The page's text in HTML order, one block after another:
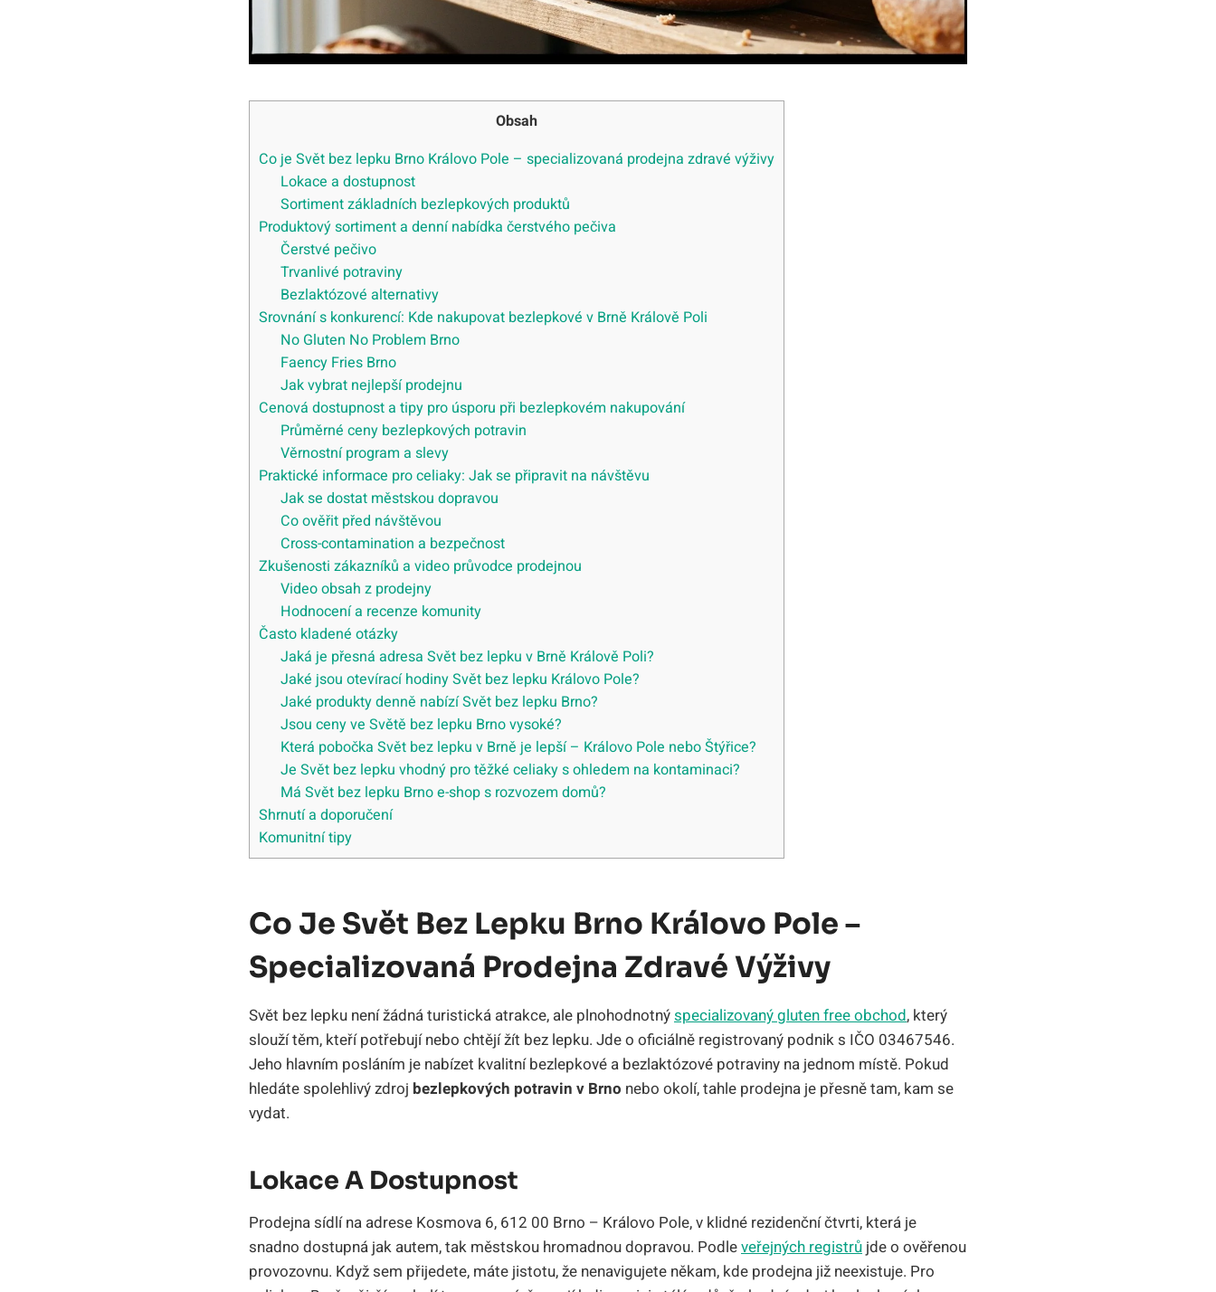
Obsah
Co je Svět bez lepku Brno Královo Pole – specializovaná prodejna zdravé výživy
Lokace a dostupnost
Sortiment základních bezlepkových produktů
Produktový sortiment a denní nabídka čerstvého pečiva
Čerstvé pečivo
Trvanlivé potraviny
Bezlaktózové alternativy
Srovnání s konkurencí: Kde nakupovat bezlepkové v Brně Králově Poli
No Gluten No Problem Brno
Faency Fries Brno
Jak vybrat nejlepší prodejnu
Cenová dostupnost a tipy pro úsporu při bezlepkovém nakupování
Průměrné ceny bezlepkových potravin
Věrnostní program a slevy
Praktické informace pro celiaky: Jak se připravit na návštěvu
Jak se dostat městskou dopravou
Co ověřit před návštěvou
Cross-contamination a bezpečnost
Zkušenosti zákazníků a video průvodce prodejnou
Video obsah z prodejny
Hodnocení a recenze komunity
Často kladené otázky
Jaká je přesná adresa Svět bez lepku v Brně Králově Poli?
Jaké jsou otevírací hodiny Svět bez lepku Královo Pole?
Jaké produkty denně nabízí Svět bez lepku Brno?
Jsou ceny ve Světě bez lepku Brno vysoké?
Která pobočka Svět bez lepku v Brně je lepší – Královo Pole nebo Štýřice?
Je Svět bez lepku vhodný pro těžké celiaky s ohledem na kontaminaci?
Má Svět bez lepku Brno e-shop s rozvozem domů?
Shrnutí a doporučení
Komunitní tipy
Co Je Svět Bez Lepku Brno Královo Pole –
Specializovaná Prodejna Zdravé Výživy
Svět bez lepku není žádná turistická atrakce, ale plnohodnotnýspecializovaný gluten free obchod, který
slouží těm, kteří potřebují nebo chtějí žít bez lepku. Jde o oficiálně registrovaný podnik s IČO 03467546.
Jeho hlavním posláním je nabízet kvalitní bezlepkové a bezlaktózové potraviny na jednom místě. Pokud
hledáte spolehlivý zdroj bezlepkových potravin v Brno nebo okolí, tahle prodejna je přesně tam, kam se
vydat.
Lokace A Dostupnost
Prodejna sídlí na adrese Kosmova 6, 612 00 Brno – Královo Pole, v klidné rezidenční čtvrti, která je
snadno dostupná jak autem, tak městskou hromadnou dopravou. Podleveřejných registrů jde o ověřenou
provozovnu. Když sem přijedete, máte jistotu, že nenavigujete někam, kde prodejna již neexistuje. Pro